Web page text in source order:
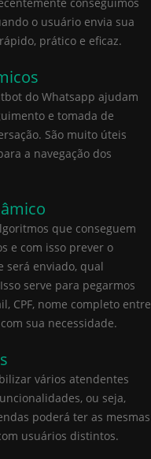
o usuário envia sua
prático e eficaz.
do Whatsapp ajudam
e tomada de
São muito úteis
a navegação dos
que conseguem
e com isso prever o
será enviado, qual
serve para pegarmos
CPF, nome completo entre
sua necessidade.
vários atendentes
ou seja,
poderá ter as mesmas
usuários distintos.